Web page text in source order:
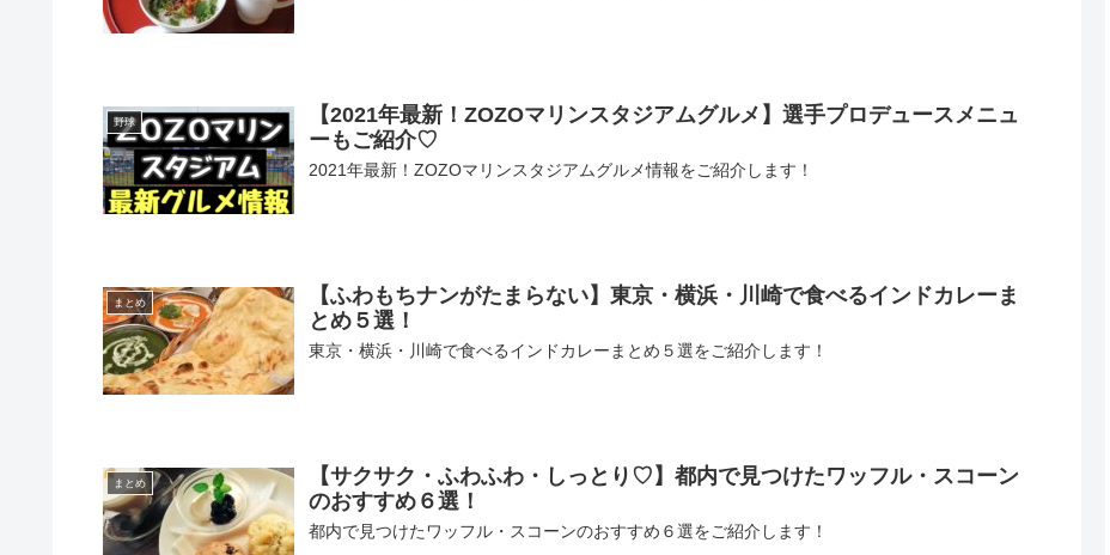
野球
【2021年最新！ZOZOマリンスタジアムグルメ】選手プロデュースメニュ
ーもご紹介♡
2021年最新！ZOZOマリンスタジアムグルメ情報をご紹介します！
まとめ
【ふわもちナンがたまらない】東京・横浜・川崎で食べるインドカレーま
とめ５選！
東京・横浜・川崎で食べるインドカレーまとめ５選をご紹介します！
まとめ
【サクサク・ふわふわ・しっとり♡】都内で見つけたワッフル・スコーン
のおすすめ６選！
都内で見つけたワッフル・スコーンのおすすめ６選をご紹介します！